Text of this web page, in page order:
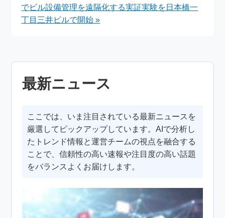
でビル設備管理を遠隔化する実証実験を日本橋一
丁目三井ビルで開始 »
最新ニュース
ここでは、いま注目されている最新ニュースを
厳選してピックアップしています。AIで分析し
たトレンド情報と運営チームの視点を融合する
ことで、信頼性の高い速報や注目度の高い話題
をバランスよくお届けします。